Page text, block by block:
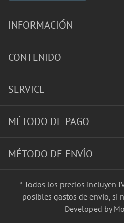
INFORMACIÓN
CONTENIDO
SERVICE
MÉTODO DE PAGO
MÉTODO DE ENVÍO
* Todos los precios incluyen
posibles gastos de envío, si
Developed by